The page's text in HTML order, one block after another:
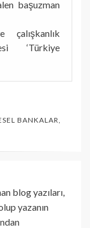
başuzman
‘Türkiye
BANKALAR
blog yazıları,
yazanın